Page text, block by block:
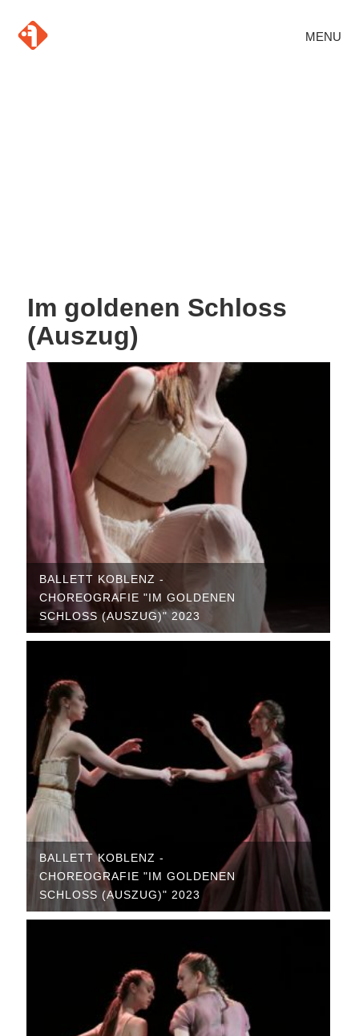
MENU
Im goldenen Schloss
(Auszug)
BALLETT KOBLENZ -
CHOREOGRAFIE "IM GOLDENEN
SCHLOSS (AUSZUG)" 2023
BALLETT KOBLENZ -
CHOREOGRAFIE "IM GOLDENEN
SCHLOSS (AUSZUG)" 2023